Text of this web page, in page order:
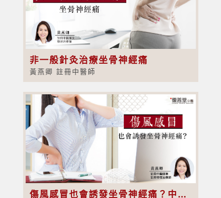
非一般針灸治療坐骨神經痛
黃燕卿 註冊中醫師
傷風感冒也會誘發坐骨神經痛？中醫教你4大自救方藥